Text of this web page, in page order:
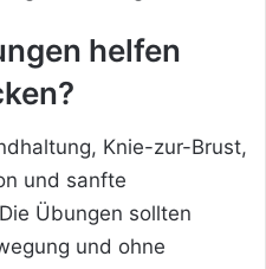
helfen
Knie-zur-Brust,
und sanfte
Übungen sollten
und ohne